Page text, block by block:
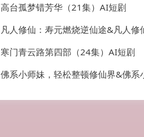
高台孤梦错芳华（21集）AI短剧
凡人修仙：寿元燃烧逆仙途&凡人修仙寿元燃
寒门青云路第四部（24集）AI短剧
佛系小师妹，轻松整顿修仙界&佛系小师妹轻松整